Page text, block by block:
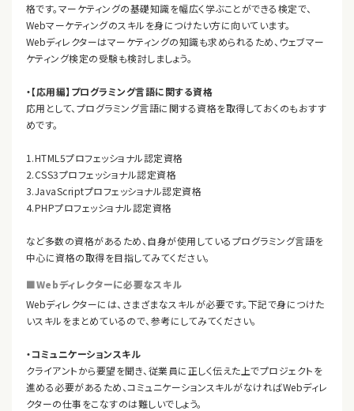
格です。マーケティングの基礎知識を幅広く学ぶことができる検定で、
Webマーケティングのスキルを身につけたい方に向いています。
Webディレクターはマーケティングの知識も求められるため、ウェブマー
ケティング検定の受験も検討しましょう。
・【応用編】プログラミング言語に関する資格
応用として、プログラミング言語に関する資格を取得しておくのもおすす
めです。
1.HTML5プロフェッショナル認定資格
2.CSS3プロフェッショナル認定資格
3.JavaScriptプロフェッショナル認定資格
4.PHPプロフェッショナル認定資格
など多数の資格があるため、自身が使用しているプログラミング言語を
中心に資格の取得を目指してみてください。
■Webディレクターに必要なスキル
Webディレクターには、さまざまなスキルが必要です。下記で身につけた
いスキルをまとめているので、参考にしてみてください。
・コミュニケーションスキル
クライアントから要望を聞き、従業員に正しく伝えた上でプロジェクトを
進める必要があるため、コミュニケーションスキルがなければWebディレ
クターの仕事をこなすのは難しいでしょう。